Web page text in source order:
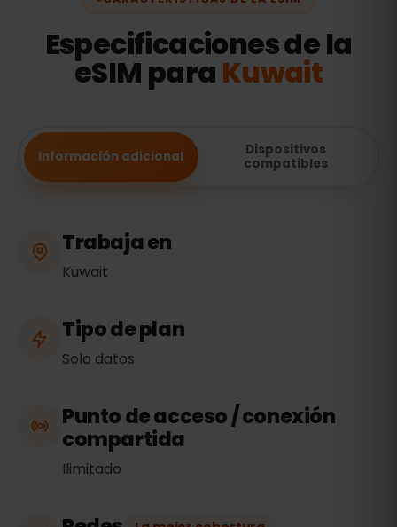
Especificaciones de la
eSIM para Kuwait
Información adicional
Dispositivos
compatibles
Trabaja en
Kuwait
Tipo de plan
Solo datos
Punto de acceso / conexión
compartida
Ilimitado